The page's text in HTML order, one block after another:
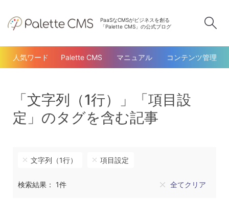
PaaSなCMSがビジネスを創る
「Palette CMS」の公式ブログ
人気ワード Palette CMS マニュアル コンテンツ管理
「文字列（1行）」「項目設
定」のタグを含む記事
文字列（1行） 項目設定
検索結果： 1件 全てクリア